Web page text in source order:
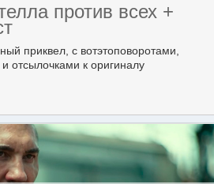
против всех +
приквел, с вотэтоповоротами,
отсылочками к оригиналу